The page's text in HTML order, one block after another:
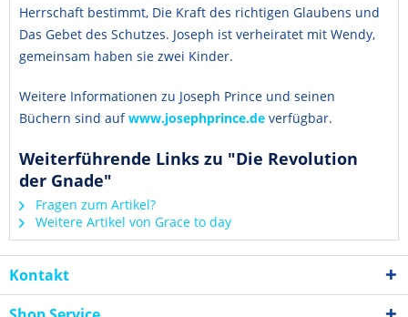
Herrschaft bestimmt, Die Kraft des richtigen Glaubens und
Das Gebet des Schutzes. Joseph ist verheiratet mit Wendy,
gemeinsam haben sie zwei Kinder.
Weitere Informationen zu Joseph Prince und seinen
Büchern sind auf www.josephprince.de verfügbar.
Weiterführende Links zu "Die Revolution
der Gnade"
Fragen zum Artikel?
Weitere Artikel von Grace to day
Kontakt